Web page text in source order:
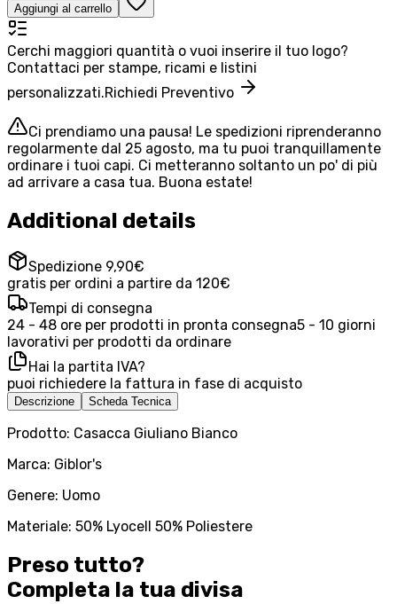
Aggiungi al carrello
Cerchi maggiori quantità o vuoi inserire il tuo logo?
Contattaci per stampe, ricami e listini
personalizzati.Richiedi Preventivo
Ci prendiamo una pausa! Le spedizioni riprenderanno
regolarmente dal 25 agosto, ma tu puoi tranquillamente
ordinare i tuoi capi. Ci metteranno soltanto un po' di più
ad arrivare a casa tua. Buona estate!
Additional details
Spedizione 9,90€
gratis per ordini a partire da 120€
Tempi di consegna
24 - 48 ore per prodotti in pronta consegna5 - 10 giorni
lavorativi per prodotti da ordinare
Hai la partita IVA?
puoi richiedere la fattura in fase di acquisto
Descrizione Scheda Tecnica
Prodotto: Casacca Giuliano Bianco
Marca: Giblor's
Genere: Uomo
Materiale: 50% Lyocell 50% Poliestere
Preso tutto?
Completa la tua divisa